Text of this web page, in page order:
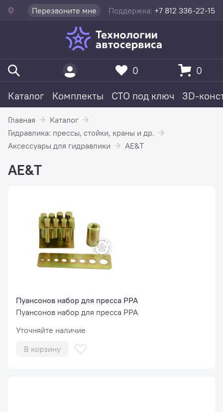
Перезвоните мне Поддержка: +7 812 336-22-15
Каталог Комплекты СТО под ключ 3D-
0 0
Главная
Каталог
Гидравлика: прессы, стойки, краны и др.
Аксессуары для гидравлики
AE&T
AE&T
Пуансонов набор для пресса PPA
Пуансонов набор для пресса PPA
Уточняйте наличие
В корзину